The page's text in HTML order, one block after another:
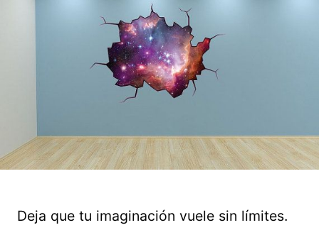
Deja que tu imaginación vuele sin límites.